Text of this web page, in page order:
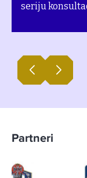
doputovali u
Štokholmski
Partneri